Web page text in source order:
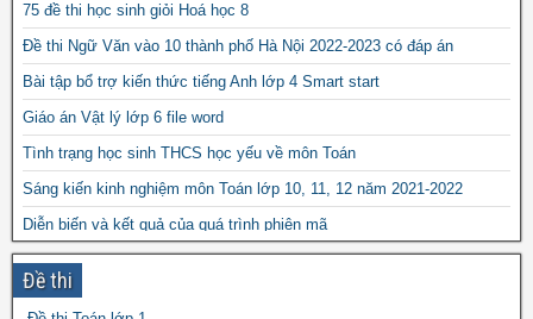
75 đề thi học sinh giỏi Hoá học 8
Đề thi Ngữ Văn vào 10 thành phố Hà Nội 2022-2023 có đáp án
Bài tập bổ trợ kiến thức tiếng Anh lớp 4 Smart start
Giáo án Vật lý lớp 6 file word
Tình trạng học sinh THCS học yếu về môn Toán
Sáng kiến kinh nghiệm môn Toán lớp 10, 11, 12 năm 2021-2022
Diễn biến và kết quả của quá trình phiên mã
Gen là gì? Ví dụ về Gen
Áp lực là gì? Đơn vị của áp lực, Công thức tính áp lực
Đề thi